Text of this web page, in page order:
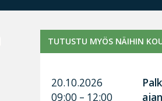
TUTUSTU MYÖS NÄIHIN
20.10.2026
09:00 – 12:00